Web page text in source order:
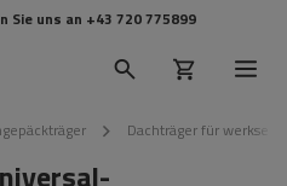
Sie uns an +43 720 775899
Dachträger für